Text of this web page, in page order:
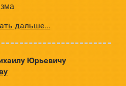
дальше...
Юрьевичу